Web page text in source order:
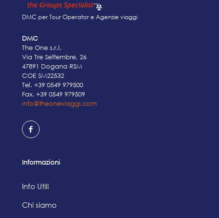
DMC per Tour Operator e Agenzie viaggi
DMC
The One s.r.l.
Via Tre Settembre, 26
47891 Dogana RSM
COE SM22532
Tel. +39 0549 979500
Fax. +39 0549 979509
info@theoneviaggi.com
Informazioni
Info Utili
Chi siamo